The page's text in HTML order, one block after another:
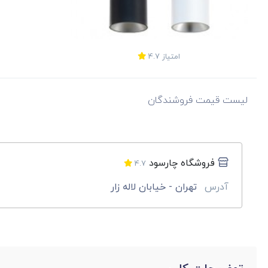
امتیاز 4.7
لیست قیمت فروشندگان
فروشگاه چارسود 4.7
آدرس تهران - خیابان لاله زار